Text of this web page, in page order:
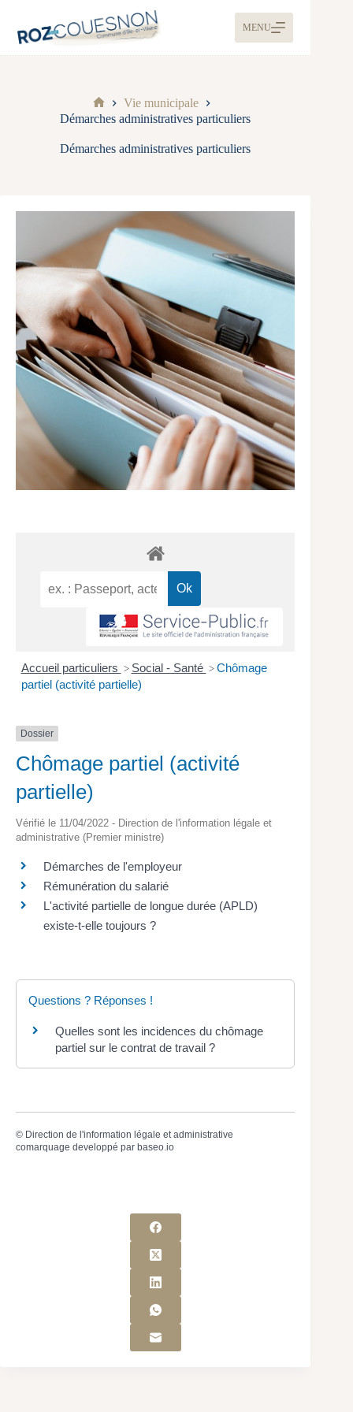
MENU
Vie municipale
Démarches administratives particuliers
Démarches administratives particuliers
Accueil particuliers > Social - Santé > Chômage
partiel (activité partielle)
Dossier
Chômage partiel (activité
partielle)
Vérifié le 11/04/2022 - Direction de l'information légale et
administrative (Premier ministre)
Démarches de l'employeur
Rémunération du salarié
L'activité partielle de longue durée (APLD)
existe-t-elle toujours ?
Questions ? Réponses !
Quelles sont les incidences du chômage
partiel sur le contrat de travail ?
© Direction de l'information légale et administrative
comarquage developpé par baseo.io